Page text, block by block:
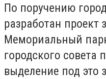
По поручению
разработан проект
Мемориальный
городского совета
выделение под это